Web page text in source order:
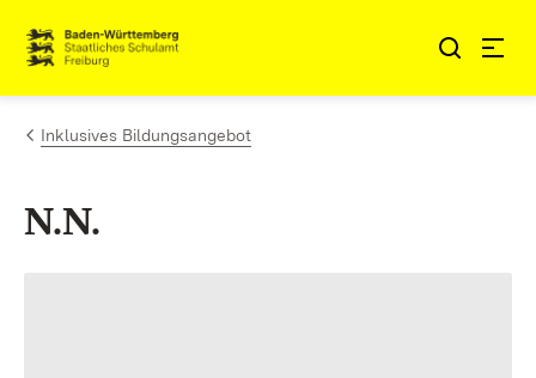
Zum Inhalt springen
Link zur Startseite
Inklusives Bildungsangebot
N.N.